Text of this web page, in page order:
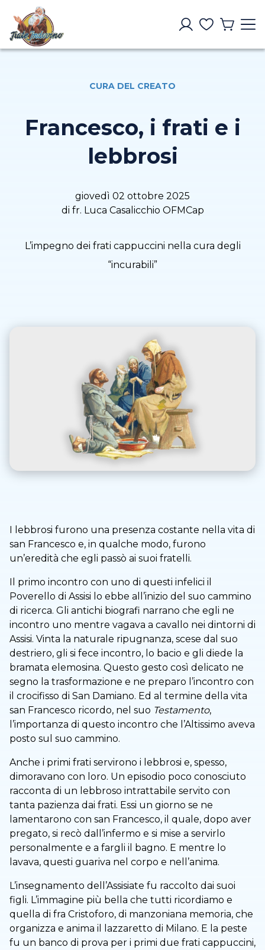
CURA DEL CREATO
Francesco, i frati e i
lebbrosi
giovedì 02 ottobre 2025
di fr. Luca Casalicchio OFMCap
L’impegno dei frati cappuccini nella cura degli
“incurabili”
I lebbrosi furono una presenza costante nella vita di
san Francesco e, in qualche modo, furono
un’eredità che egli passò ai suoi fratelli.
Il primo incontro con uno di questi infelici il
Poverello di Assisi lo ebbe all’inizio del suo cammino
di ricerca. Gli antichi biografi narrano che egli ne
incontro uno mentre vagava a cavallo nei dintorni di
Assisi. Vinta la naturale ripugnanza, scese dal suo
destriero, gli si fece incontro, lo bacio e gli diede la
bramata elemosina. Questo gesto così delicato ne
segno la trasformazione e ne preparo l’incontro con
il crocifisso di San Damiano. Ed al termine della vita
san Francesco ricordo, nel suo Testamento,
l’importanza di questo incontro che l’Altissimo aveva
posto sul suo cammino.
Anche i primi frati servirono i lebbrosi e, spesso,
dimoravano con loro. Un episodio poco conosciuto
racconta di un lebbroso intrattabile servito con
tanta pazienza dai frati. Essi un giorno se ne
lamentarono con san Francesco, il quale, dopo aver
pregato, si recò dall’infermo e si mise a servirlo
personalmente e a fargli il bagno. E mentre lo
lavava, questi guariva nel corpo e nell’anima.
L’insegnamento dell’Assisiate fu raccolto dai suoi
figli. L’immagine più bella che tutti ricordiamo e
quella di fra Cristoforo, di manzoniana memoria, che
organizza e anima il lazzaretto di Milano. E la peste
fu un banco di prova per i primi due frati cappuccini,